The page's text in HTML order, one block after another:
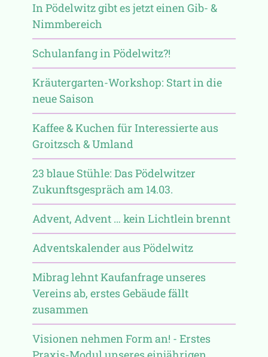
In Pödelwitz gibt es jetzt einen Gib- &
Nimmbereich
Schulanfang in Pödelwitz?!
Kräutergarten-Workshop: Start in die
neue Saison
Kaffee & Kuchen für Interessierte aus
Groitzsch & Umland
23 blaue Stühle: Das Pödelwitzer
Zukunftsgespräch am 14.03.
Advent, Advent … kein Lichtlein brennt
Adventskalender aus Pödelwitz
Mibrag lehnt Kaufanfrage unseres
Vereins ab, erstes Gebäude fällt
zusammen
Visionen nehmen Form an! - Erstes